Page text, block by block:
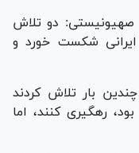
صهیونیستی: دو تلاش
۴۵۰ کیلوگرمی ایرانی شکست خورد و
بار تلاش کردند
رهگیری کنند، اما